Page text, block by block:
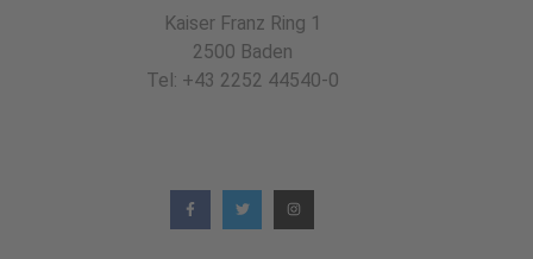
Kaiser Franz Ring 1
2500 Baden
Tel: +43 2252 44540-0